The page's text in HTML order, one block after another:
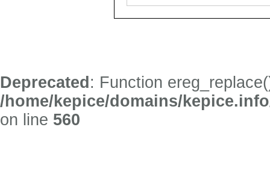
Deprecated : Function
/home/kepice/domains/
on line 560